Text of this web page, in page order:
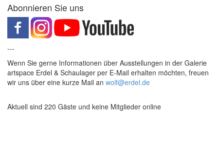
Abonnieren Sie uns
---
Wenn Sie gerne Informationen über Ausstellungen in der Galerie
artspace Erdel & Schaulager per E-Mail erhalten möchten, freuen
wir uns über eine kurze Mail an wolf@erdel.de
Aktuell sind 220 Gäste und keine Mitglieder online